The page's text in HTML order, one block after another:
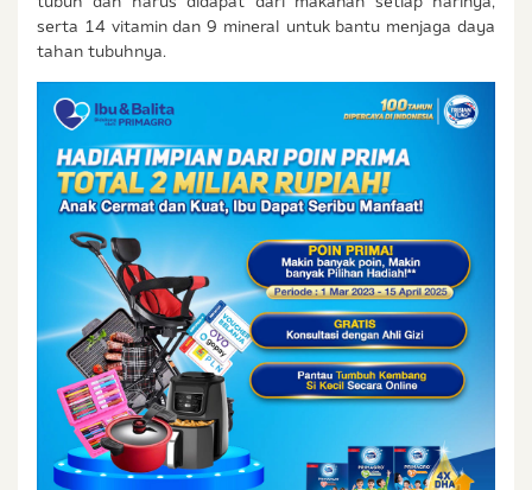
serta 14 vitamin dan 9 mineral untuk bantu menjaga daya
tahan tubuhnya.